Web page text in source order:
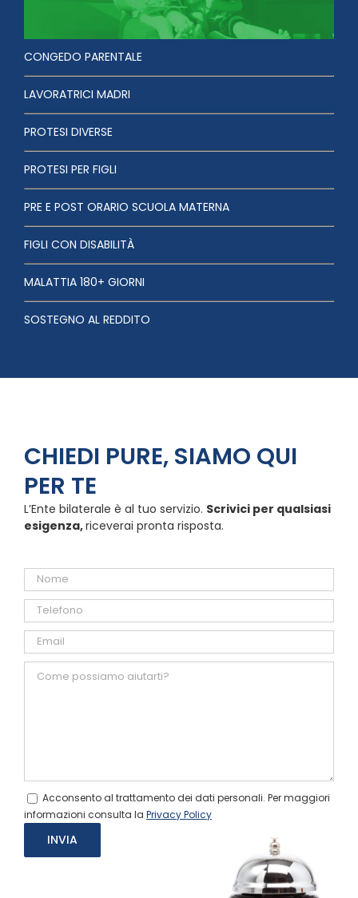
CONGEDO PARENTALE
LAVORATRICI MADRI
PROTESI DIVERSE
PROTESI PER FIGLI
PRE E POST ORARIO SCUOLA MATERNA
FIGLI CON DISABILITÀ
MALATTIA 180+ GIORNI
SOSTEGNO AL REDDITO
CHIEDI PURE, SIAMO QUI
PER TE
L’Ente bilaterale è al tuo servizio. Scrivici per qualsiasi
esigenza,riceverai pronta risposta.
Acconsento al trattamento dei dati personali. Per maggiori
informazioni consulta la Privacy Policy